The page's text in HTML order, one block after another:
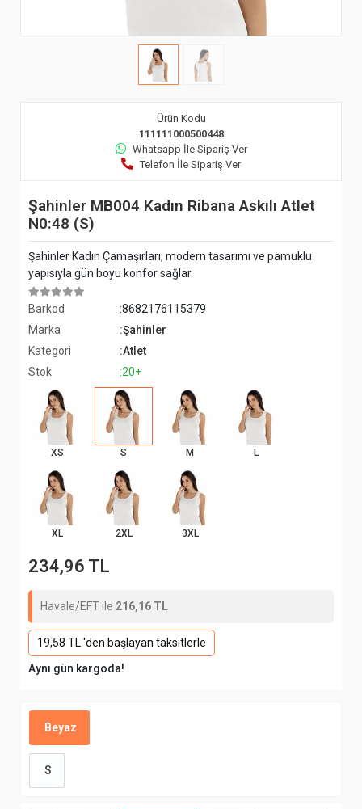
Ürün Kodu
111111000500448
Whatsapp İle Sipariş Ver
Telefon İle Sipariş Ver
Şahinler MB004 Kadın Ribana Askılı Atlet
N0:48 (S)
Şahinler Kadın Çamaşırları, modern tasarımı ve pamuklu
yapısıyla gün boyu konfor sağlar.
Barkod
:8682176115379
Marka
:Şahinler
Kategori
:Atlet
Stok
:20+
XS S M L
XL 2XL 3XL
234,96 TL
Havale/EFT ile 216,16 TL
19,58 TL 'den başlayan taksitlerle
Aynı gün kargoda!
Beyaz
S